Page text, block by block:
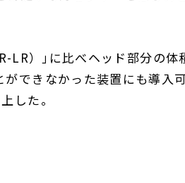
）｣に比べヘッド部分の体
できなかった装置にも導入
した。